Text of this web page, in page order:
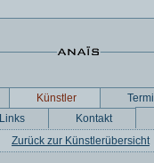
Künstler
Links
Kontakt
Zurück zur Künstlerübersicht